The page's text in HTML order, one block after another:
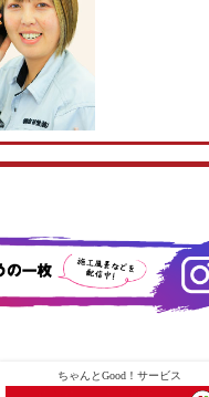
ちゃんとGood！サービス